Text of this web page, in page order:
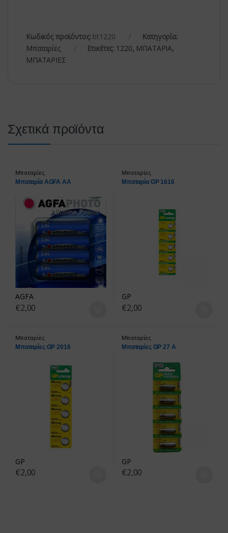
Κωδικός προϊόντος: bt1220
Κατηγορία:
Μπαταρίες
Ετικέτες: 1220, ΜΠΑΤΑΡΙΑ,
ΜΠΑΤΑΡΙΕΣ
Σχετικά προϊόντα
Μπαταρίες
Μπαταρία AGFA ΑΑ
AGFA
€2,00
Μπαταρίες
Μπαταρία GP 1616
GP
€2,00
Μπαταρίες
Μπαταρίες GP 2016
GP
€2,00
Μπαταρίες
Μπαταρίες GP 27 A
GP
€2,00